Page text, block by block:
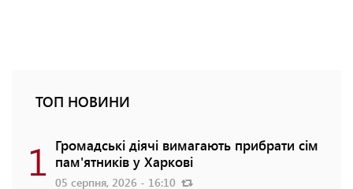
ТОП НОВИНИ
1 Громадські діячі вимагають прибрати сім
пам'ятників у Харкові
05 серпня, 2026 - 16:10